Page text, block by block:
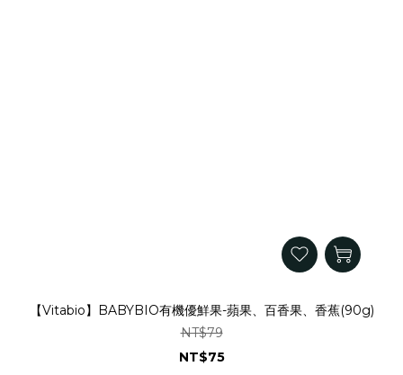
【Vitabio】BABYBIO有機優鮮果-蘋果、百香果、香蕉(90g)
NT$79
NT$75